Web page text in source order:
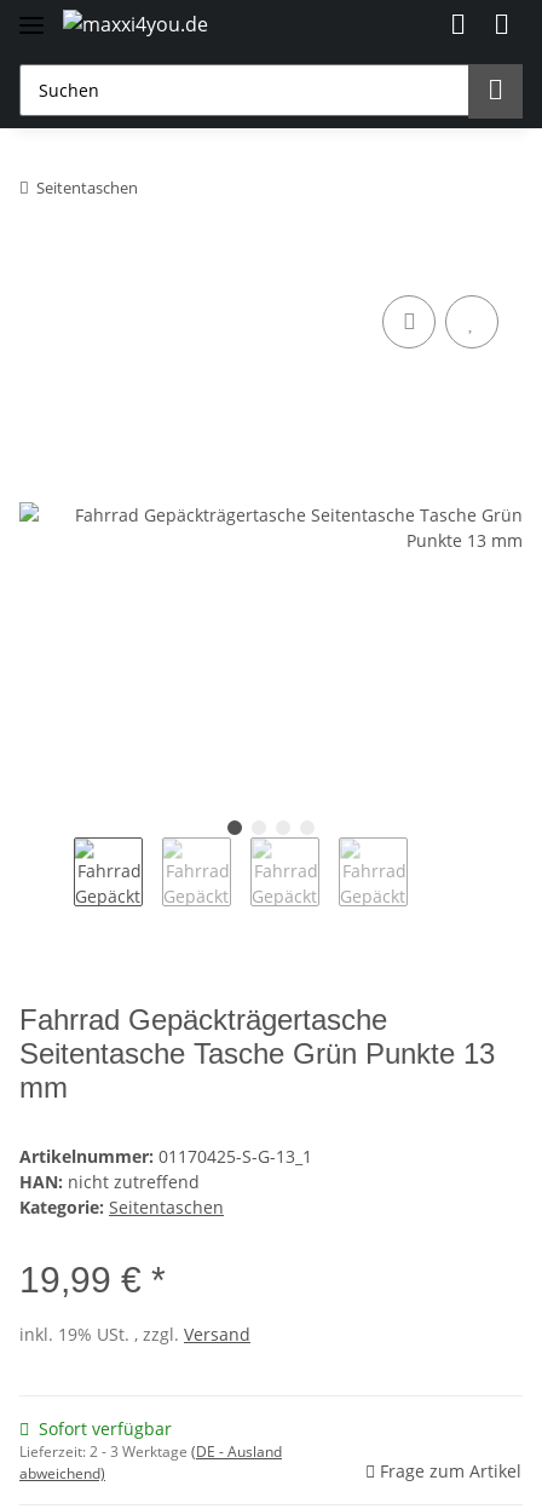
Seitentaschen
Fahrrad Gepäckträgertasche
Seitentasche Tasche Grün Punkte 13
mm
Artikelnummer: 01170425-S-G-13_1
HAN: nicht zutreffend
Kategorie: Seitentaschen
19,99 € *
inkl. 19% USt. , zzgl. Versand
Sofort verfügbar
Lieferzeit:2 - 3 Werktage (DE - Ausland
abweichend)
Frage zum Artikel